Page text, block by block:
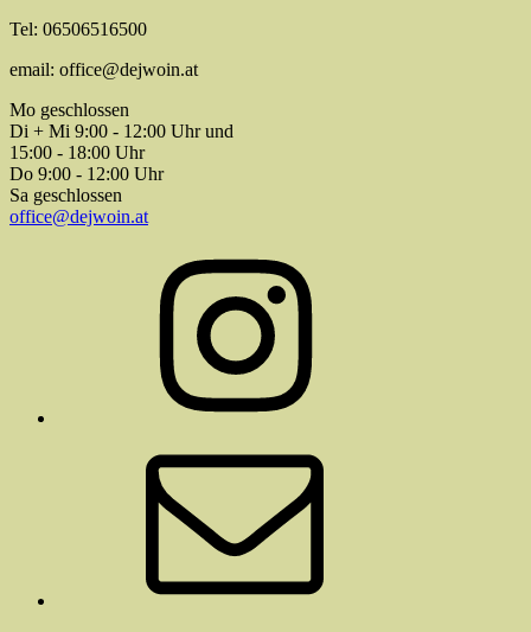
Tel: 06506516500
email: office@dejwoin.at
Mo geschlossen
Di + Mi 9:00 - 12:00 Uhr und
15:00 - 18:00 Uhr
Do 9:00 - 12:00 Uhr
Sa geschlossen
office@dejwoin.at